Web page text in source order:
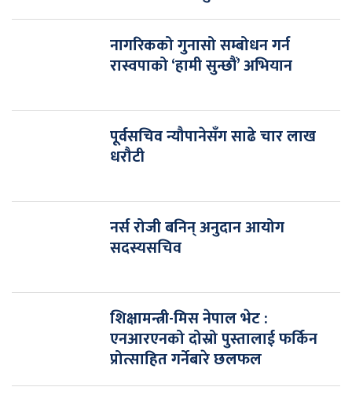
नागरिकको गुनासो सम्बोधन गर्न
रास्वपाको ‘हामी सुन्छौं’ अभियान
पूर्वसचिव न्यौपानेसँग साढे चार लाख
धरौटी
नर्स रोजी बनिन् अनुदान आयोग
सदस्यसचिव
शिक्षामन्त्री-मिस नेपाल भेट :
एनआरएनको दोस्रो पुस्तालाई फर्किन
प्रोत्साहित गर्नेबारे छलफल